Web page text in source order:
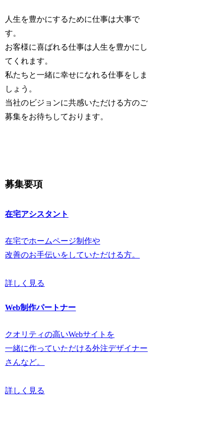
人生を豊かにするために仕事は大事で
す。
お客様に喜ばれる仕事は人生を豊かにし
てくれます。
私たちと一緒に幸せになれる仕事をしま
しょう。
当社のビジョンに共感いただける方のご
募集をお待ちしております。
募集要項
在宅アシスタント
在宅でホームページ制作や
改善のお手伝いをしていただける方。
詳しく見る
Web制作パートナー
クオリティの高いWebサイトを
一緒に作っていただける外注デザイナー
さんなど。
詳しく見る